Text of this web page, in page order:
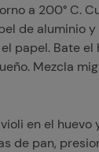
a 200° C.
de aluminio
papel. Bate el
Mezcla
en el huevo
de pan,